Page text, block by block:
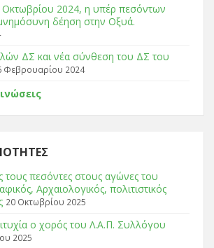
Οκτωβρίου 2024, η υπέρ πεσόντων
δέηση στην Οξυά.
ΔΣ και νέα σύνθεση του ΔΣ του
Φεβρουαρίου 2024
τους πεσόντες στους αγώνες του
Αρχαιολογικός, πολιτιστικός
20 Οκτωβρίου 2025
ο χορός του Λ.Α.Π. Συλλόγου
2025